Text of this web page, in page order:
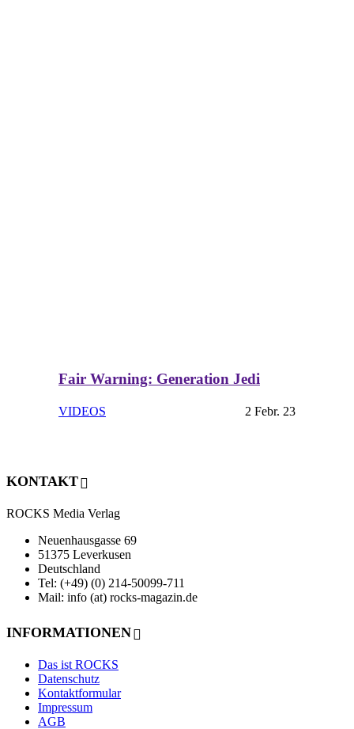
Fair Warning: Generation Jedi
VIDEOS 2 Febr. 23
KONTAKT
ROCKS Media Verlag
Neuenhausgasse 69
51375 Leverkusen
Deutschland
Tel: (+49) (0) 214-50099-711
Mail: info (at) rocks-magazin.de
INFORMATIONEN
Das ist ROCKS
Datenschutz
Kontaktformular
Impressum
AGB